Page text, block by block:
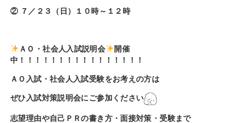
② ７／２３（日）１０時～１２時
ＡＯ・社会人入試説明会
開催
中！！！！！！！！！！！！！！！！
ＡＯ入試・社会人入試受験をお考えの方は
ぜひ入試対策説明会にご参加ください
志望理由や自己ＰＲの書き方・面接対策・受験まで